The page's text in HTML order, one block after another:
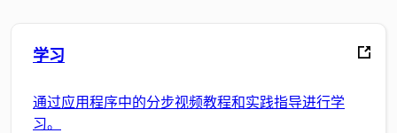
学习
通过应用程序中的分步视频教程和实践指导进行学
习。